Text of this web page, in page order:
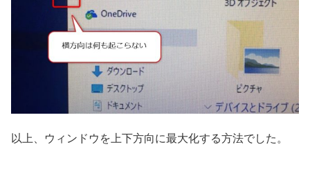
以上、ウィンドウを上下方向に最大化する方法でした。